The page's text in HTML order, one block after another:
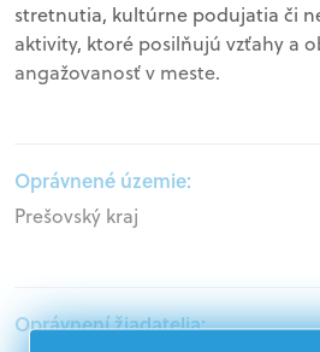
stretnutia, kultúrne podujatia či
aktivity, ktoré posilňujú vzťahy a
angažovanosť v meste.
Oprávnené územie:
Prešovský kraj
Oprávnení žiadatelia: